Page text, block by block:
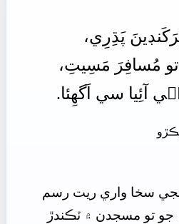
پَڌِرِي،
تو مُسافِرَ مَسِيتِ،
آئِيا سي اَگهِئا.
سخا واري ريت رسم
جو تو مسجدن ۾ ٽڪندڙ